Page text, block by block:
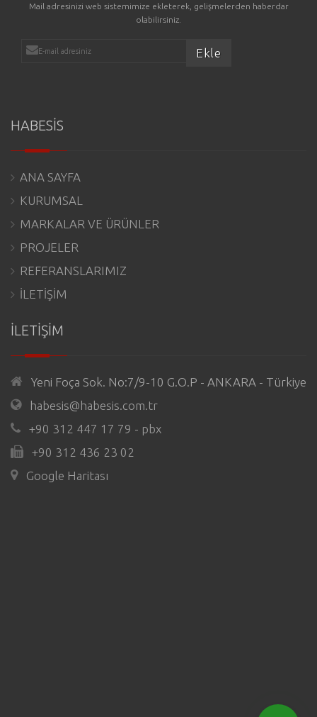
Mail adresinizi web sistemimize ekleterek, gelişmelerden haberdar
olabilirsiniz.
HABESİS
ANA SAYFA
KURUMSAL
MARKALAR VE ÜRÜNLER
PROJELER
REFERANSLARIMIZ
İLETİŞİM
İLETİŞİM
Yeni Foça Sok. No:7/9-10 G.O.P - ANKARA - Türkiye
habesis@habesis.com.tr
+90 312 447 17 79 - pbx
+90 312 436 23 02
Google Haritası